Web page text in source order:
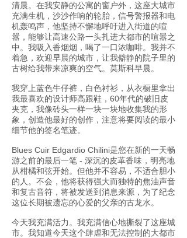
清晨。在我安静的公寓的窗户外，这座大城市
充满生机，沙沙作响的轮胎，信号警报器和电
机轰鸣声，他坚持不懈地呼吁进入街道的喧
嚣，能够让高速公路一头扎进大都市的喧嚣之
中。我吸入香烟烟，喝了一口浓咖啡。我并不
着急，欢迎早晨的城市，让我僻静的院子里的
古树给我带来凉爽的空气。莫斯科早晨。
我穿上蓝色牛仔裤，白色衬衫，从衣橱里拿出
我最喜欢的设计师高跟鞋，60年代的破旧皮
夹克，我像砖头一样一块一块地收集我的形
象，创造他最好的创作，注意将要阅读的最小
细节他的签名笔迹。
Blues Cuir Edgardio Chilini是您在新的一天畅
游之前的最后一笔 - 深沉的皮革香味，明亮地
从柑橘和弦开始。但他并不容易，不适合胆小
的人。不会，他将获得强大而独特的焦油声音
和复古音符，将被发送到消息来源，为了纪念
这位长期被遗忘的心爱的父亲的古龙水。
今天我充满活力。我充满信心地撕裂了这座城
市。我知道今天这个肆虐和无法控制的大都市